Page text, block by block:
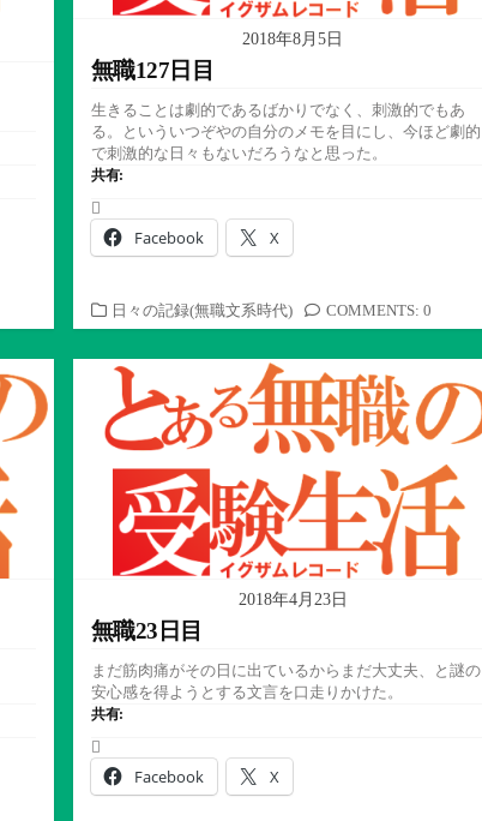
2018年8月5日
無職127日目
生きることは劇的であるばかりでなく、刺激的でもあ
る。といういつぞやの自分のメモを目にし、今ほど劇的
で刺激的な日々もないだろうなと思った。
共有:
Facebook X
カ
テ
ゴ
日々の記録(無職文系時代) COMMENTS: 0
2018年4月23日
無職23日目
まだ筋肉痛がその日に出ているからまだ大丈夫、と謎の
安心感を得ようとする文言を口走りかけた。
共有:
Facebook X